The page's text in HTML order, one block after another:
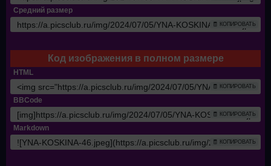
Средний размер
🧾 КОПИРОВАТЬ
Код изображения в полном размере
HTML
🧾 КОПИРОВАТЬ
BBCode
🧾 КОПИРОВАТЬ
Markdown
🧾 КОПИРОВАТЬ